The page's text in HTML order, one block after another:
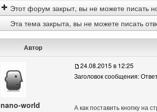
Этот форум закрыт, вы не можете писать
Эта тема закрыта, вы не можете писать
Автор
nano-world
24.08.2015 в 12:25
Заголовок сообщения:
А как поставить кнопку на